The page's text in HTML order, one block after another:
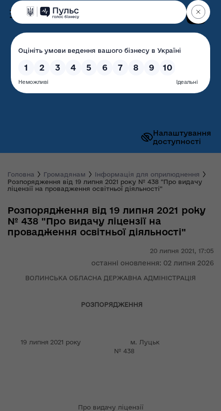
Налаштування
доступності
Волинська обласна
державна адміністрація
Головна Громадянам
Інформація для оприлюднення
Розпорядження від 19 липня 2021 року № 438 "Про видачу
ліцензії на провадження освітньої діяльності"
20 липня 2021, 17:05
останні оновлення: 02 липня 2026
Розпорядження від 19 липня 2021 року
№ 438 "Про видачу ліцензії на
провадження освітньої діяльності"
ВОЛИНСЬКА ОБЛАСНА ДЕРЖАВНА АДМІНІСТРАЦІЯ
РОЗПОРЯДЖЕННЯ
19 липня 2021 року м. Луцьк
№ 438
Про видачу ліцензії